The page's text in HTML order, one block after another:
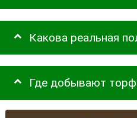
Какова реальная
Где добывают